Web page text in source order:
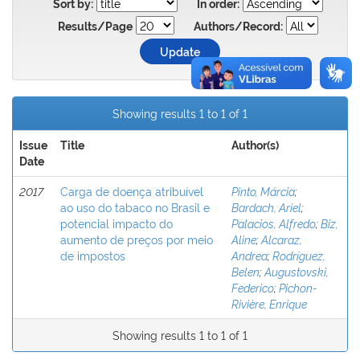
Sort by:
In order:
Results/Page
Authors/Record:
Showing results 1 to 1 of 1
Issue
Date
Title Author(s)
2017
Carga de doença atribuível
ao uso do tabaco no Brasil e
potencial impacto do
aumento de preços por meio
de impostos
Pinto, Márcia;
Bardach, Ariel;
Palacios, Alfredo;Biz,
Aline;Alcaraz,
Andrea;Rodríguez,
Belen;Augustovski,
Federico;Pichon-
Rivière, Enrique
Showing results 1 to 1 of 1